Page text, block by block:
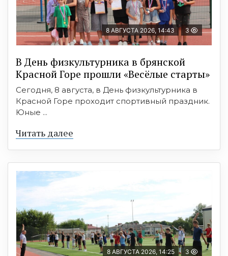
8 АВГУСТА 2026, 14:43 3
В День физкультурника в брянской
Красной Горе прошли «Весёлые старты»
Сегодня, 8 августа, в День физкультурника в
Красной Горе проходит спортивный праздник.
Юные ...
Читать далее
8 АВГУСТА 2026, 14:25 3